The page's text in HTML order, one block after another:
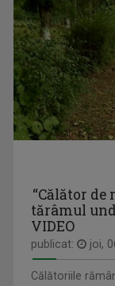
Sâmbătă, ora 21:00
MARGA
A început să
LAURA
Prezintă
“Călător de
tărâmul
VIDEO
publicat: joi,
Călătoriile